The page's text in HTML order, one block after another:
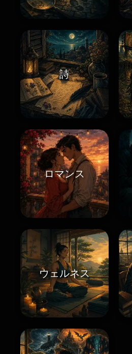
詩
ロマンス
ウェルネス